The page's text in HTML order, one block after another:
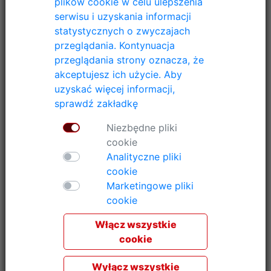
za pomocą haków. Przód otwarty lub drzwi przesuwane w
dół. Możliwość dodania półek.
serwisu i uzyskania informacji
statystycznych o zwyczajach
przeglądania. Kontynuacja
przeglądania strony oznacza, że
akceptujesz ich użycie. Aby
uzyskać więcej informacji,
sprawdź zakładkę
Niezbędne pliki
cookie
Analityczne pliki
cookie
Marketingowe pliki
cookie
Włącz wszystkie
cookie
Wyłącz wszystkie